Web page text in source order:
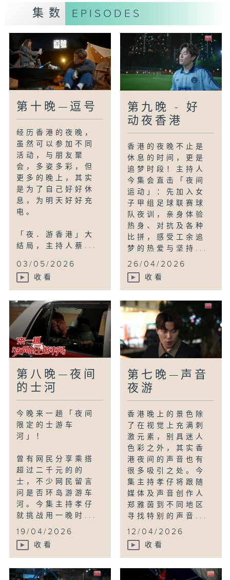
集数 EPISODES
第十晚—逗号
经历香港的夜晚，
虽然可以参加不同
活动，与朋友聚
会，多姿多彩，但
更多的晚上，其实
是为了自己好好休
息，为明天好好充
电。
「夜．游香港」大
结局，主持人蔡...
03/05/2026
收看
第九晚 - 好
动夜香港
香港的夜晚不止是
休息的时间，更是
追梦时段！主持人
今集会直击「夜间
运动」：先加入女
子甲组足球联赛球
队夜训，亲身体验
热身、对抗及各种
比拼，感受工余追
梦的热爱与坚持...
26/04/2026
收看
第八晚—夜间
的士河
今晚来一趟「夜间
限定的士游车
河」！
曾有网民分享乘搭
超过二千元的的
士，不少网民留言
问是否环岛游游车
河。今集主持孝仔
就挑战用一晚时...
19/04/2026
收看
第七晚—声音
夜游
香港晚上的景色除
了在视觉上充满刺
激元素，别具迷人
色彩之外，其实香
港夜间的声音也有
很多吸引之处。今
集主持孝仔将跟随
媒体及声音创作人
郑雅茵到不同地区
寻找特别的声音...
12/04/2026
收看